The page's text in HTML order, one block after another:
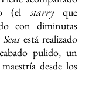
(elstarryque
con diminutas
está realizado
pulido, un
desde los